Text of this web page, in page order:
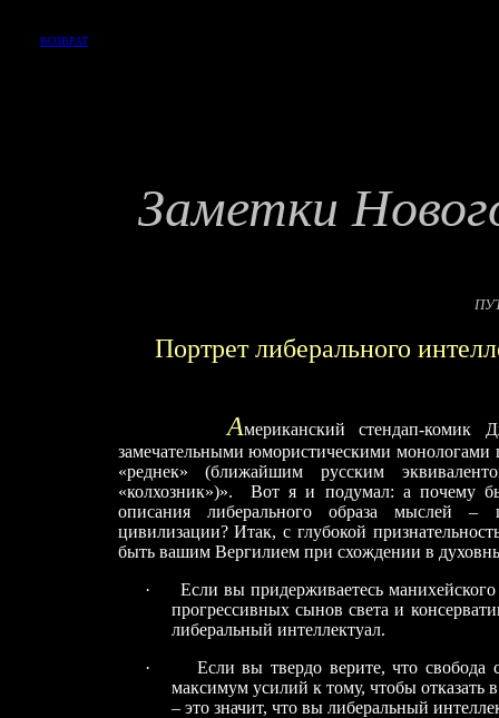
ВОЗВРАТ
Заметки
Портрет либерального
Американский стендап-комик
замечательными юмористическими
«реднек» (ближайшим русским
«колхозник»)». Вот я и подумал: а почему
описания либерального образа мыслей
–
цивилизации? Итак, с глубокой
быть вашим Вергилием при схождении в
·
Если вы придерживаетесь
прогрессивных сынов света и
либеральный интеллектуал.
·
Если вы твердо верите, что свобода
максимум усилий к тому, чтобы отказать
– это значит, что вы либеральный